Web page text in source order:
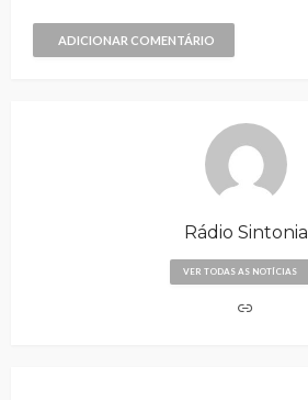
ADICIONAR COMENTÁRIO
Rádio Sintonia
VER TODAS AS NOTÍCIAS